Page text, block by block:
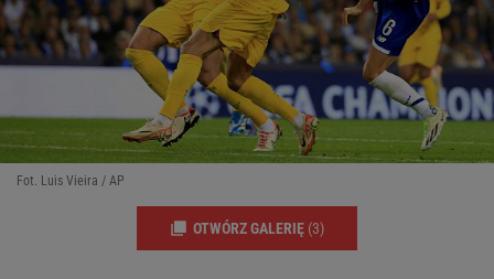
Fot. Luis Vieira / AP
OTWÓRZ GALERIĘ (3)